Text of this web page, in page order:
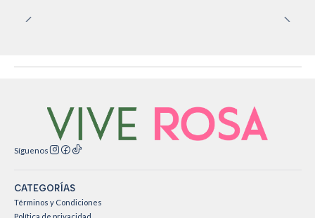
Síguenos
CATEGORÍAS
Términos y Condiciones
Política de privacidad